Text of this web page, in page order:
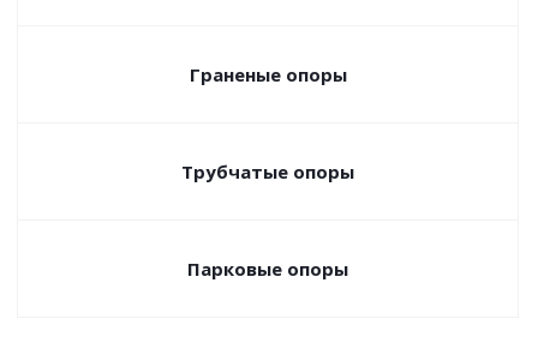
Граненые опоры
Трубчатые опоры
Парковые опоры